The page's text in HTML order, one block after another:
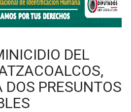
DEL
DOS PRESUNTOS